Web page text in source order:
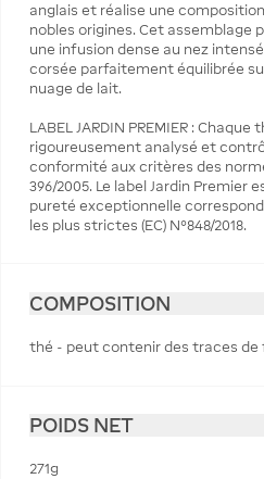
anglais et réalise une
nobles origines. Cet assemblage
une infusion dense au nez
corsée parfaitement équilibrée
nuage de lait.
LABEL JARDIN PREMIER :
rigoureusement analysé et
conformité aux critères des
396/2005. Le label Jardin Premier
pureté exceptionnelle
les plus strictes (EC) N°848/2018.
COMPOSITION
thé - peut contenir des traces de
POIDS NET
271g